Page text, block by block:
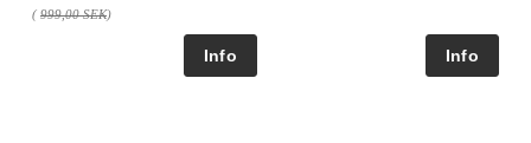
( 999,00 SEK)